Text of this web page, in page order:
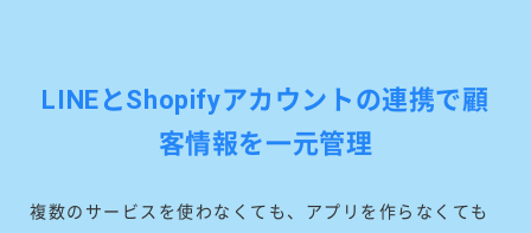
LINEとShopifyアカウントの連携で顧
客情報を一元管理
複数のサービスを使わなくても、アプリを作らなくても